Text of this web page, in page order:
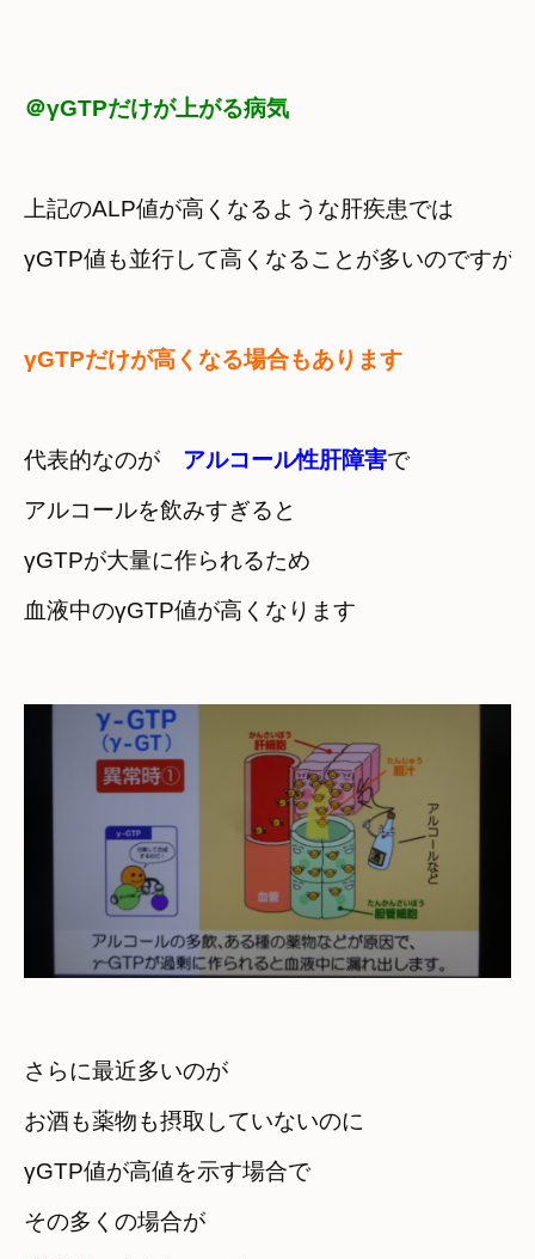
＠γGTPだけが上がる病気
上記のALP値が高くなるような肝疾患では
γGTP値も並行して高くなることが多いのですが
γGTPだけが高くなる場合もあります
代表的なのが アルコール性肝障害で
アルコールを飲みすぎると
γGTPが大量に作られるため
血液中のγGTP値が高くなります
さらに最近多いのが
お酒も薬物も摂取していないのに
γGTP値が高値を示す場合で